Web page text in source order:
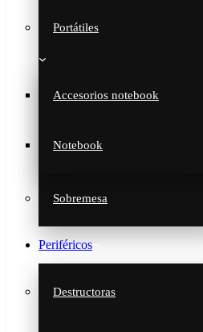
Portátiles
Accesorios notebook
Notebook
Sobremesa
Periféricos
Destructoras